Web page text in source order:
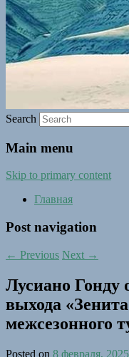
Search
Main menu
Skip to primary content
Главная
Post navigation
← Previous Next →
Лусиано Гонду
выхода
межсезонного
Posted on 8 февраля, 2025